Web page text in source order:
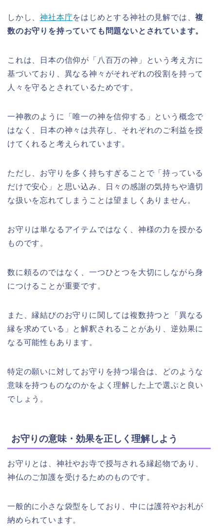
しかし、神社本庁をはじめとする神社の見解では、複
数のお守りを持っていても問題ないとされています。
これは、日本の信仰が「八百万の神」という考え方に
基づいており、異なる神々がそれぞれの役割を持って
人々を守るとされているためです。
一神教のように「唯一の神を信仰する」という概念で
はなく、日本の神々は共存し、それぞれのご利益を授
けてくれると考えられています。
ただし、お守りを多く持ちすぎることで「持っている
だけで安心」と思い込み、日々の感謝の気持ちや適切
な扱いを忘れてしまうことは望ましくありません。
お守りは単なるアイテムではなく、神様の力を授かる
ものです。
数に頼るのではなく、一つひとつを大切にしながら身
につけることが重要です。
また、縁結びのお守りに関しては複数持つと「異なる
縁を求めている」と解釈されることがあり、逆効果に
なる可能性もあります。
特定の願いに対してお守りを持つ場合は、どのような
意味を持つものなのかをよく理解した上で選ぶと良い
でしょう。
お守りの意味・効果を正しく理解しよう
お守りとは、神社やお寺で授与される縁起物であり、
神仏のご加護を受けるためのものです。
一般的に小さな袋型をしており、中には護符やお札が
納められています。